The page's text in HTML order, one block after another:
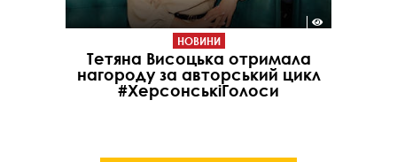
НОВИНИ
Тетяна Висоцька отримала
нагороду за авторський цикл
#ХерсонськіГолоси